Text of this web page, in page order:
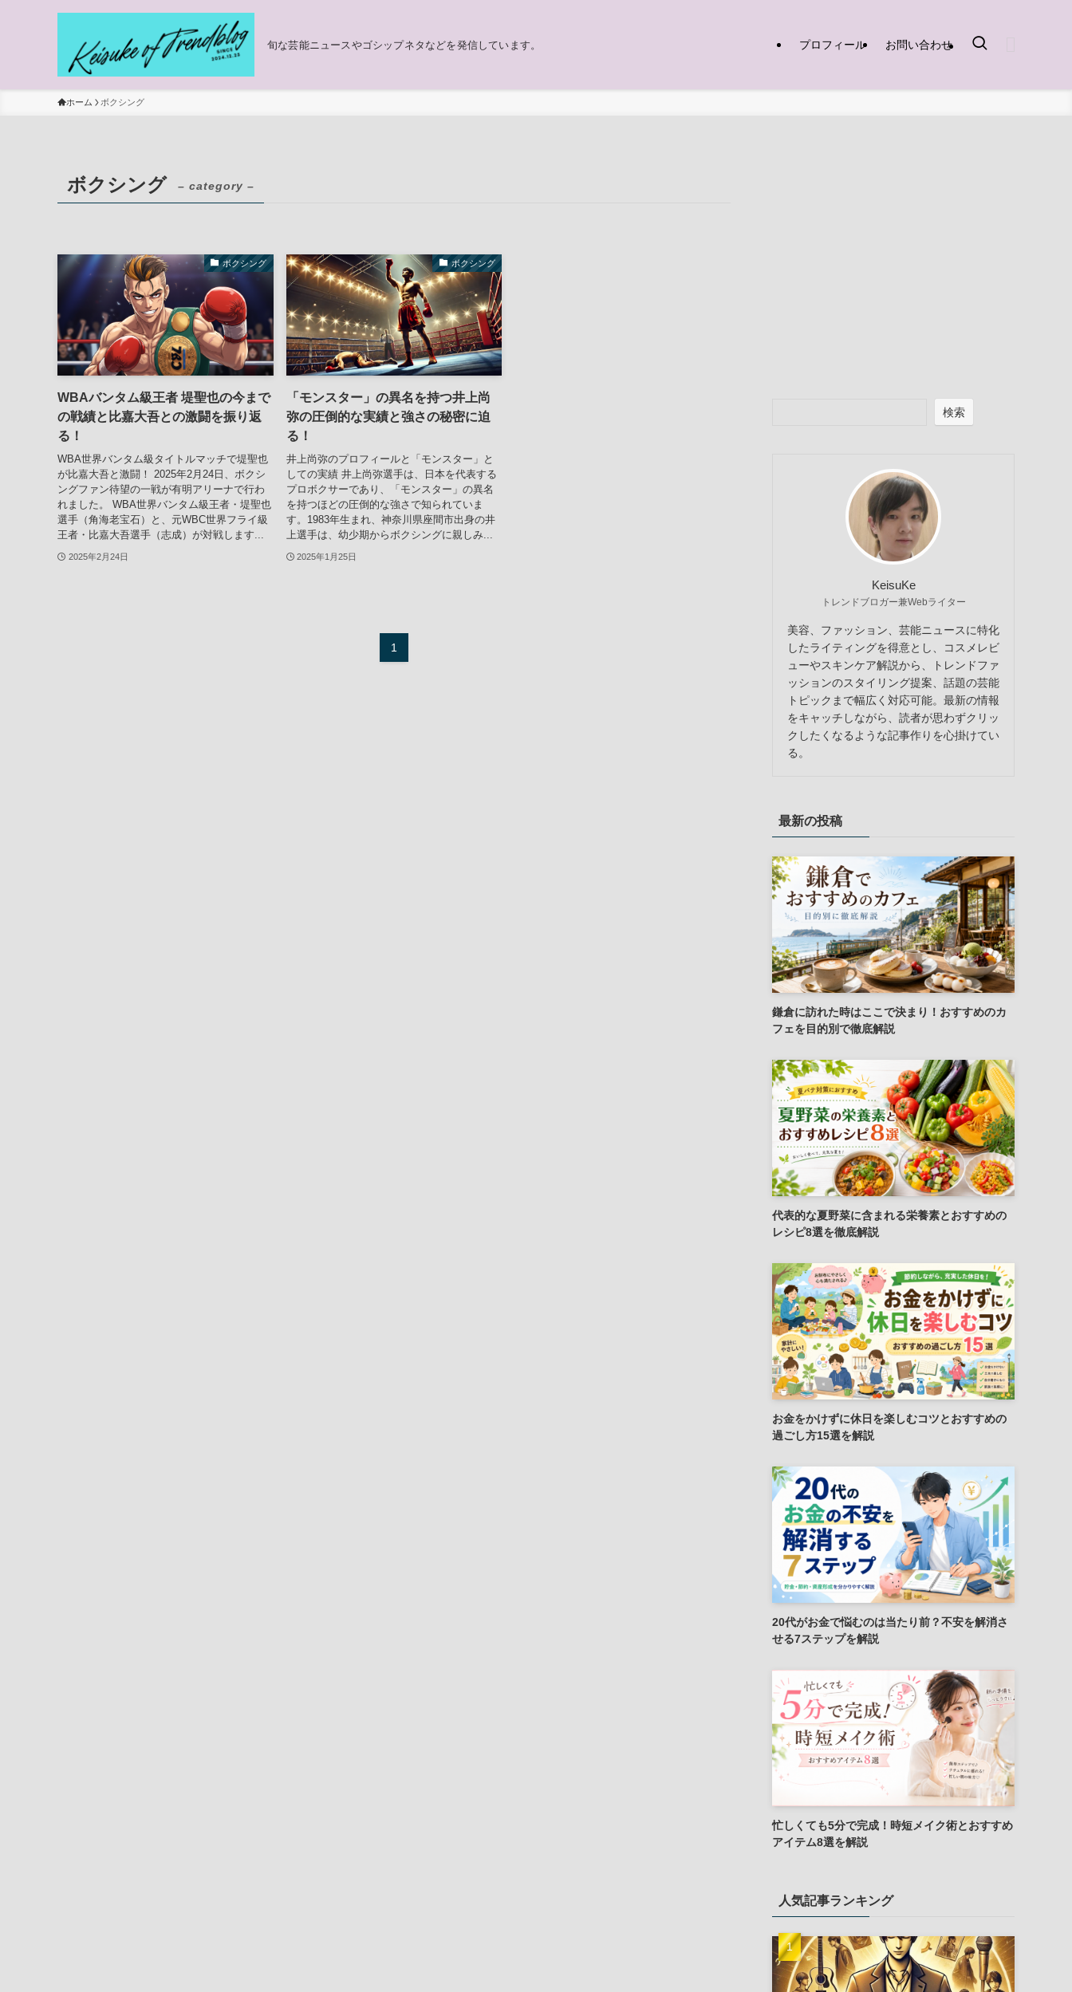
旬な芸能ニュースやゴシップネタなどを発信しています。 プロフィール お問い合わせ
ホーム ボクシング
ボクシング – category –
ボクシング
WBAバンタム級王者 堤聖也の今まで
の戦績と比嘉大吾との激闘を振り返
る！
WBA世界バンタム級タイトルマッチで堤聖也
が比嘉大吾と激闘！ 2025年2月24日、ボクシ
ングファン待望の一戦が有明アリーナで行わ
れました。 WBA世界バンタム級王者・堤聖也
選手（角海老宝石）と、元WBC世界フライ級
王者・比嘉大吾選手（志成）が対戦します...
2025年2月24日
ボクシング
「モンスター」の異名を持つ井上尚
弥の圧倒的な実績と強さの秘密に迫
る！
井上尚弥のプロフィールと「モンスター」と
しての実績 井上尚弥選手は、日本を代表する
プロボクサーであり、「モンスター」の異名
を持つほどの圧倒的な強さで知られていま
す。1983年生まれ、神奈川県座間市出身の井
上選手は、幼少期からボクシングに親しみ...
2025年1月25日
1
検索
KeisuKe
トレンドブロガー兼Webライター
美容、ファッション、芸能ニュースに特化
したライティングを得意とし、コスメレビ
ューやスキンケア解説から、トレンドファ
ッションのスタイリング提案、話題の芸能
トピックまで幅広く対応可能。最新の情報
をキャッチしながら、読者が思わずクリッ
クしたくなるような記事作りを心掛けてい
る。
最新の投稿
鎌倉に訪れた時はここで決まり！おすすめのカ
フェを目的別で徹底解説
代表的な夏野菜に含まれる栄養素とおすすめの
レシピ8選を徹底解説
お金をかけずに休日を楽しむコツとおすすめの
過ごし方15選を解説
20代がお金で悩むのは当たり前？不安を解消さ
せる7ステップを解説
忙しくても5分で完成！時短メイク術とおすすめ
アイテム8選を解説
人気記事ランキング